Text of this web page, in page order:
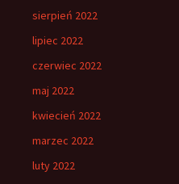
sierpień 2022
lipiec 2022
czerwiec 2022
maj 2022
kwiecień 2022
marzec 2022
luty 2022